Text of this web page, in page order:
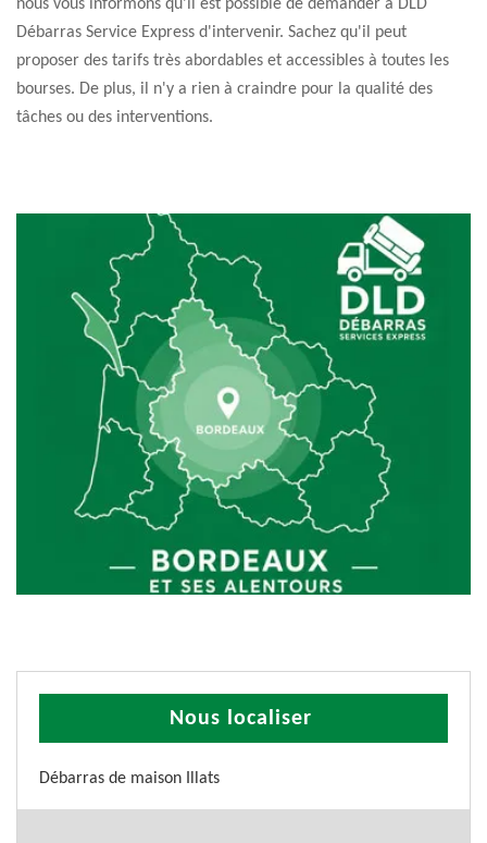
nous vous informons qu'il est possible de demander à DLD
Débarras Service Express d'intervenir. Sachez qu'il peut
proposer des tarifs très abordables et accessibles à toutes les
bourses. De plus, il n'y a rien à craindre pour la qualité des
tâches ou des interventions.
Nous localiser
Débarras de maison Illats